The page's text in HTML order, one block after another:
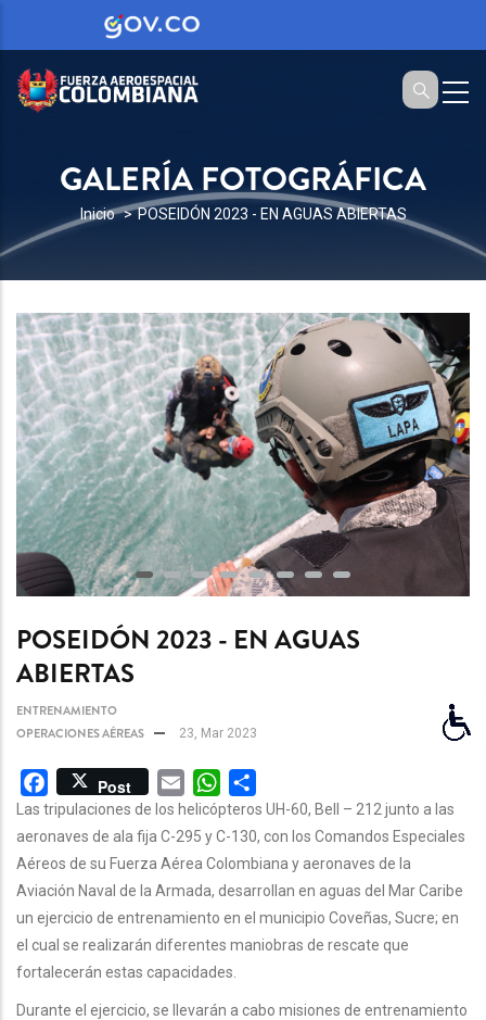
GALERÍA FOTOGRÁFICA
SOBRESCRIBIR
DE
AYUDA
A
LA
NAVEGACIÓN
Inicio POSEIDÓN 2023 - EN AGUAS ABIERTAS
POSEIDÓN 2023 - EN AGUAS
ABIERTAS
ENTRENAMIENTO
OPERACIONES AÉREAS
23, Mar 2023
Facebook
Post Email WhatsApp
Las tripulaciones de los helicópteros UH-60, Bell – 212 junto a las
aeronaves de ala fija C-295 y C-130, con los Comandos Especiales
Aéreos de su Fuerza Aérea Colombiana y aeronaves de la
Aviación Naval de la Armada, desarrollan en aguas del Mar Caribe
un ejercicio de entrenamiento en el municipio Coveñas, Sucre; en
el cual se realizarán diferentes maniobras de rescate que
fortalecerán estas capacidades.
Durante el ejercicio, se llevarán a cabo misiones de entrenamiento